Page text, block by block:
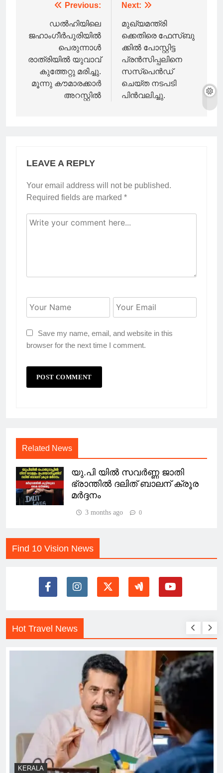
navigation
Previous:
ഡൽഹിയിലെ
ജഹാംഗീർപുരിയിൽ
പെരുന്നാൾ
രാത്രിയിൽ യുവാവ്
കുത്തേറ്റു മരിച്ചു.
മൂന്നു കൗമാരക്കാർ
അറസ്റ്റിൽ
Next:
മുഖ്യമന്ത്രി
ക്കെതിരെ ഫേസ്ബു
ക്കിൽ പോസ്റ്റിട്ട
പ്രൻസിപ്പലിനെ
സസ്‌പെൻഡ്
ചെയ്ത നടപടി
പിൻവലിച്ചു.
LEAVE A REPLY
Your email address will not be published.
Required fields are marked *
Save my name, email, and website in this
browser for the next time I comment.
Related News
യു.പി യിൽ സവർണ്ണ ജാതി
ഭ്രാന്തിൽ ദലിത് ബാലന് ക്രൂര
മർദ്ദനം
3 months ago 0
Find 10 Vision News
Hot Travel News
KERALA